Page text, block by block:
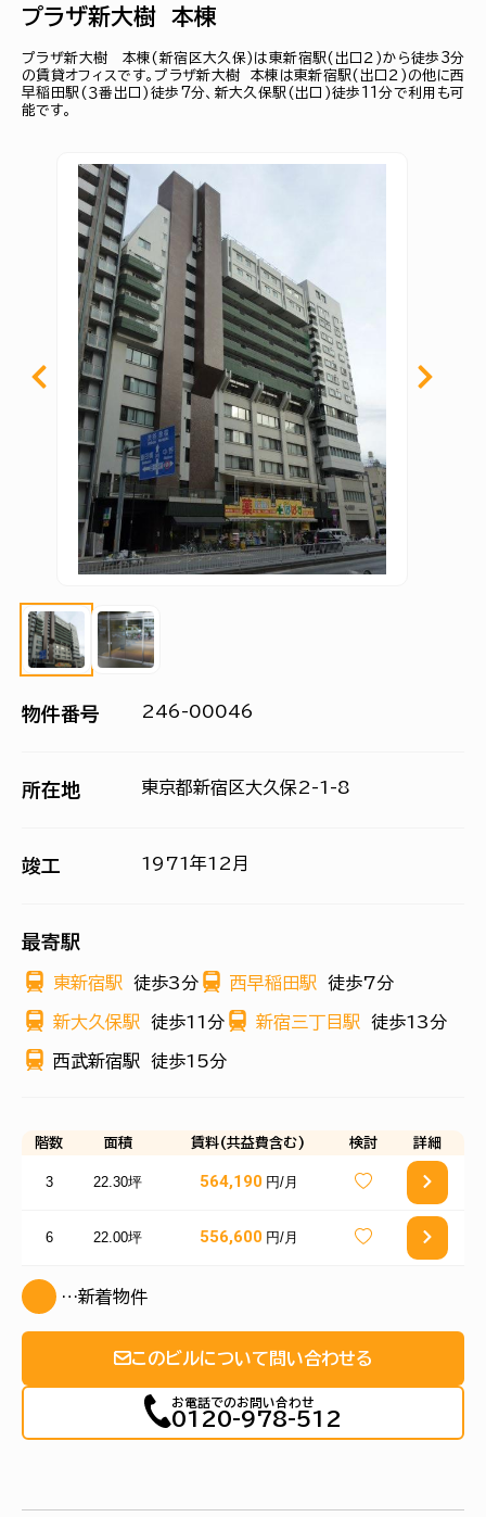
プラザ新大樹 本棟
プラザ新大樹 本棟(新宿区大久保)は東新宿駅(出口２)から徒歩3分
の賃貸オフィスです。プラザ新大樹 本棟は東新宿駅(出口２)の他に西
早稲田駅(３番出口)徒歩7分、新大久保駅(出口)徒歩11分で利用も可
能です。
物件番号 246-00046
所在地 東京都新宿区大久保2-1-8
竣工 1971年12月
最寄駅
東新宿駅 徒歩3分 西早稲田駅 徒歩7分
新大久保駅 徒歩11分 新宿三丁目駅 徒歩13分
西武新宿駅 徒歩15分
階数 面積 賃料(共益費含む) 検討 詳細
3 22.30坪 564,190 円/月
6 22.00坪 556,600 円/月
…新着物件
このビルについて問い合わせる
お電話でのお問い合わせ
0120-978-512